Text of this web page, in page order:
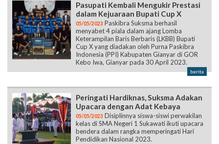
Pasupati Kembali Mengukir Prestasi
dalam Kejuaraan Bupati Cup X
05/05/2023 Paskibra Suksma berhasil
menyabet 4 piala dalam ajang Lomba
Keterampilan Baris Berbaris (LKBB) Bupati
Cup X yang diadakan oleh Purna Paskibra
Indonesia (PPI) Kabupaten Gianyar di GOR
Kebo Iwa, Gianyar pada 30 April 2023.
berita
Peringati Hardiknas, Suksma Adakan
Upacara dengan Adat Kebaya
05/05/2023 Disiplinnya siswa-siswi perwakilan
kelas di SMA Negeri 1 Sukawati ikuti upacara
bendera dalam rangka memperingati Hari
Pendidikan Nasional 2023.